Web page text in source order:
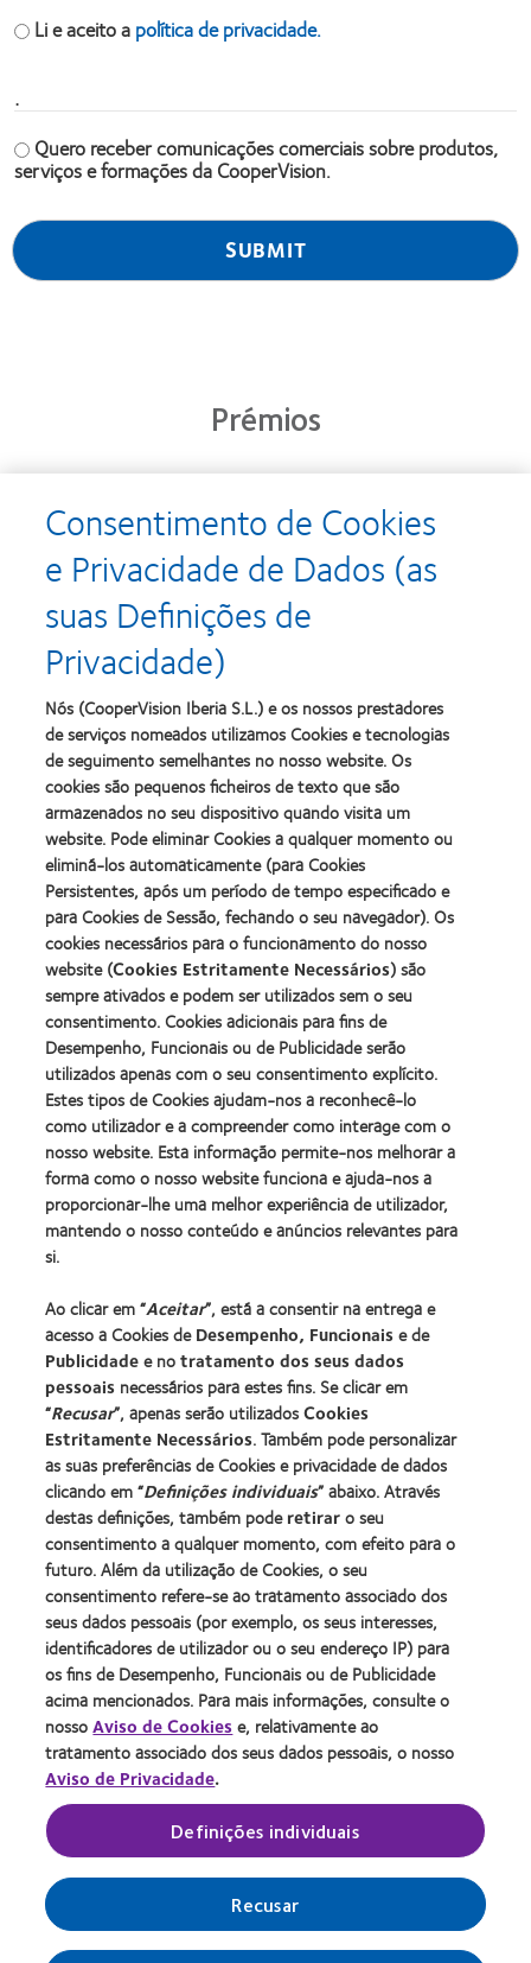
Li e aceito apolítica de privacidade.
.
Quero receber comunicações comerciais sobre produtos,
serviços e formações da CooperVision.
Prémios
Learn
more
about
Prémio
Silmo
d’Or
para
o
produto
com
MyDay™
(2013)
Learn
more
about
Produto
do
Ano
Contacto
(2013)
Learn
about
2012
&
2010
Melhores
Empresas
para
Líderes
(2012)
about
2011
Best
Factory
Awards
(2011)
Learn
more
about
ODMA
2011
(2011)
Learn
more
about
2012
Manufacturing
Leadership
100
(ML
100)
Award
(2012)
Learn
more
about
2012
REBRAND
100®
Global
Award
(2012)
Learn
more
about
Prémio
da
Industria
da
BCLA
Os nossos produtos
Tecnologia de lentes de contacto
Encontre as suas lentes
Procurar um centro
Lentes de contacto e a visão
Novo utilizador
Utilizador experiente
Blog
Sobre a CooperVision
Carreiras na CooperVision
Centro de Notícias
Contacte-nos
Legal
Política de privacidade
Aviso de cookies
Termos de serviço
Gerir preferências de cookies
Consentimento de Cookies
e Privacidade de Dados (as
suas Definições de
Privacidade)
Nós (CooperVision Iberia S.L.) e os nossos prestadores
de serviços nomeados utilizamos Cookies e tecnologias
de seguimento semelhantes no nosso website. Os
cookies são pequenos ficheiros de texto que são
armazenados no seu dispositivo quando visita um
website. Pode eliminar Cookies a qualquer momento ou
eliminá-los automaticamente (para Cookies
Persistentes, após um período de tempo especificado e
para Cookies de Sessão, fechando o seu navegador). Os
cookies necessários para o funcionamento do nosso
website (Cookies Estritamente Necessários) são
sempre ativados e podem ser utilizados sem o seu
consentimento. Cookies adicionais para fins de
Desempenho, Funcionais ou de Publicidade serão
utilizados apenas com o seu consentimento explícito.
Estes tipos de Cookies ajudam-nos a reconhecê-lo
como utilizador e a compreender como interage com o
nosso website. Esta informação permite-nos melhorar a
forma como o nosso website funciona e ajuda-nos a
proporcionar-lhe uma melhor experiência de utilizador,
mantendo o nosso conteúdo e anúncios relevantes para
si.
Ao clicar em “Aceitar”, está a consentir na entrega e
acesso a Cookies deDesempenho, Funcionaise de
Publicidadee notratamento dos seus dados
pessoais necessários para estes fins. Se clicar em
“Recusar”, apenas serão utilizadosCookies
Estritamente Necessários. Também pode personalizar
as suas preferências de Cookies e privacidade de dados
clicando em “Definições individuais” abaixo. Através
destas definições, também poderetiraro seu
consentimento a qualquer momento, com efeito para o
futuro. Além da utilização de Cookies, o seu
consentimento refere-se ao tratamento associado dos
seus dados pessoais (por exemplo, os seus interesses,
identificadores de utilizador ou o seu endereço IP) para
os fins de Desempenho, Funcionais ou de Publicidade
acima mencionados. Para mais informações, consulte o
nossoAviso de Cookiese, relativamente ao
tratamento associado dos seus dados pessoais, o nosso
Aviso de Privacidade.
Definições individuais
Recusar